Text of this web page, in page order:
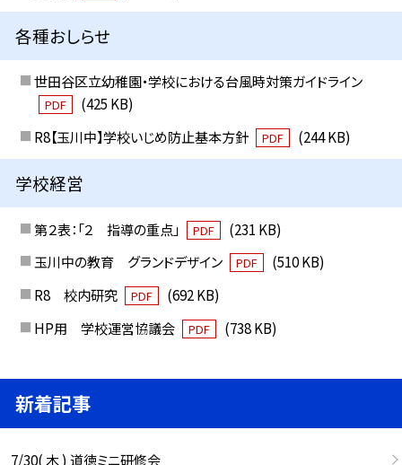
各種おしらせ
世田谷区立幼稚園・学校における台風時対策ガイドライン
PDF
(425 KB)
R8【玉川中】学校いじめ防止基本方針
PDF (244 KB)
学校経営
第２表：「２ 指導の重点」 PDF
(231 KB)
玉川中の教育 グランドデザイン
PDF
(510 KB)
R8 校内研究
PDF
(692 KB)
HP用 学校運営協議会
PDF (738 KB)
新着記事
7/30( 木 ) 道徳ミニ研修会